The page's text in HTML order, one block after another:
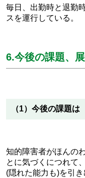
毎日、出勤時と退勤
スを運行している。
6.今後の課題、
（1）今後の課題は
知的障害者がほんの
とに気づくにつれて
(隠れた能力も)を引